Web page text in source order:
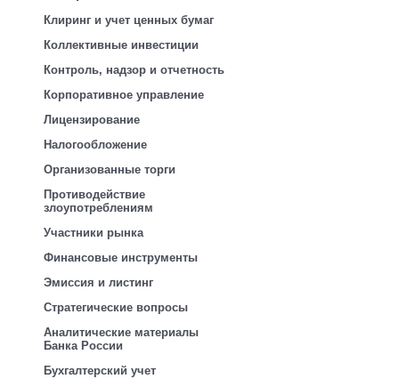
Клиринг и учет ценных бумаг
Коллективные инвестиции
Контроль, надзор и отчетность
Корпоративное управление
Лицензирование
Налогообложение
Организованные торги
Противодействие
злоупотреблениям
Участники рынка
Финансовые инструменты
Эмиссия и листинг
Стратегические вопросы
Аналитические материалы
Банка России
Бухгалтерский учет